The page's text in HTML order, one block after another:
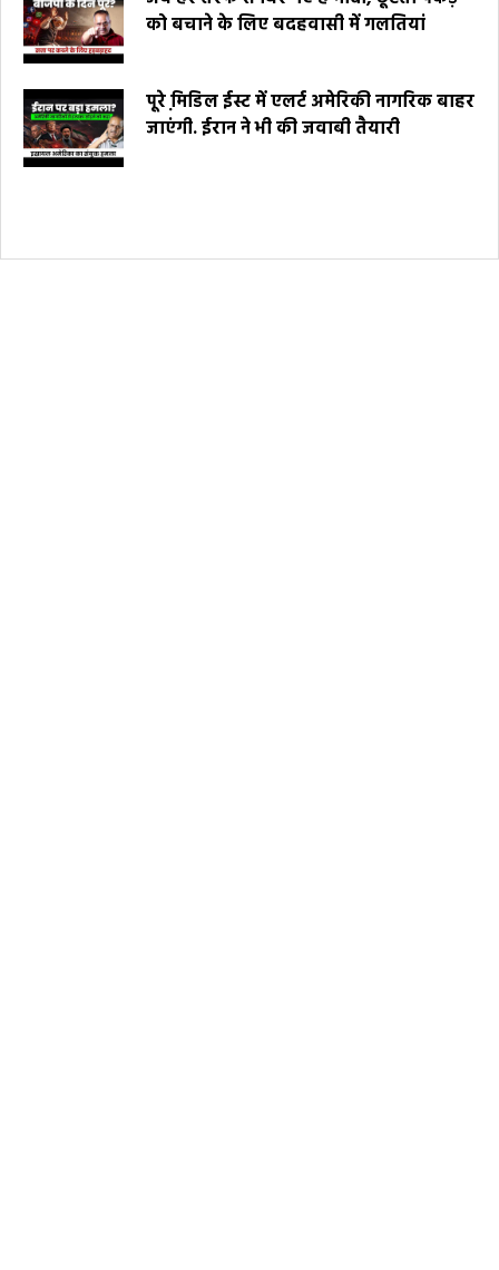
को बचाने के लिए बदहवासी में गलतियां
पूरे मि़डिल ईस्ट में एलर्ट अमेरिकी नागरिक बाहर
जाएंगी. ईरान ने भी की जवाबी तैयारी